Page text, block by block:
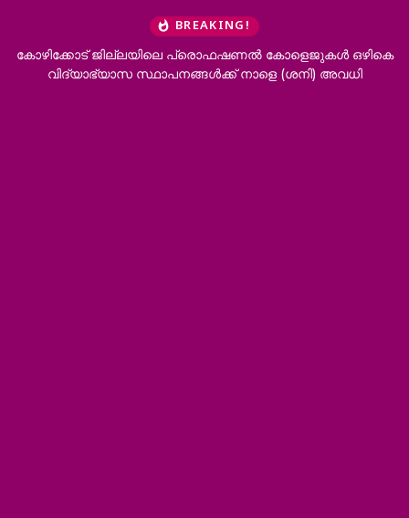
BREAKING!
കോളെജുകൾ ഒഴികെ
നാളെ (ശനി) അവധി
‘ഭർത്താവിന്റെ കുടുംബത്തിനൊപ്പം
വേണം’; വിവാഹമോചനം